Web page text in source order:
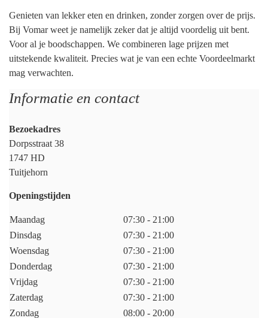
Genieten van lekker eten en drinken, zonder zorgen over de prijs.
Bij Vomar weet je namelijk zeker dat je altijd voordelig uit bent.
Voor al je boodschappen. We combineren lage prijzen met
uitstekende kwaliteit. Precies wat je van een echte Voordeelmarkt
mag verwachten.
Informatie en contact
Bezoekadres
Dorpsstraat 38
1747 HD
Tuitjehorn
Openingstijden
Maandag
07:30 - 21:00
Dinsdag
07:30 - 21:00
Woensdag
07:30 - 21:00
Donderdag
07:30 - 21:00
Vrijdag
07:30 - 21:00
Zaterdag
07:30 - 21:00
Zondag
08:00 - 20:00